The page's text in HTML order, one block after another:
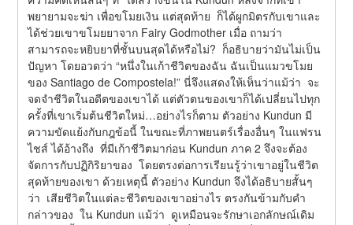
พยายามจะฆ่า เพื่อขโมยเงิน แต่สุดท้าย  ก็ได้ผูกมิตรกับเขาและ
ได้ช่วยเขาขโมยยาจาก Fairy Godmother เมื่อ ถามว่า
สามารถจะหยิบยาที่ชั้นบนสุดได้หรือไม่?  ก็อธิบายว่ามันไม่เป็น
ปัญหา โดยอวดว่า “หนึ่งในเก้าชีวิตของฉัน ฉันเป็นแมวขโมย
ของ Santiago de Compostela!” นี่จึงแสดงให้เห็นว่าแม้ว่า  จะ
จดจำชีวิตในอดีตของเขาได้ แต่ตัวตนของเขาก็ได้เปลี่ยนไปทุก
ครั้งที่เขาเริ่มต้นชีวิตใหม่…อย่างไรก็ตาม ตัวอย่าง Kundun มี
ความขัดแย้งกับกฎข้อนี้ ในขณะที่ภาพยนตร์เรื่องอื่นๆ ในแฟรน
ไชส์ ได้อ้างถึง  ที่มีเก้าชีวิตมาก่อน Kundun ภาค 2 จึงจะต้อง
จัดการกับปฏิกิริยาของ  โดยตรงต่อการเรียนรู้ว่าเขาอยู่ในชีวิต
สุดท้ายของเขา ด้วยเหตุนี้ ตัวอย่าง Kundun จึงได้อธิบายสั้นๆ
ว่า  เสียชีวิตในแต่ละชีวิตของเขาอย่างไร ตรงกันข้ามกับคำ
กล่าวของ  ใน Kundun แม้ว่า  ดูเหมือนจะรักษาเอกลักษณ์เดิม